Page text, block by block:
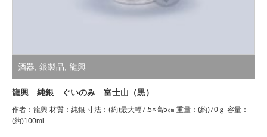
酒器 銀製品 龍興
龍興 純銀 ぐいのみ 富士山（黒）
作者：龍興 材質：純銀 寸法：(約)最大幅7.5×高5㎝ 重量：(約)70ｇ 容量：
(約)100ml